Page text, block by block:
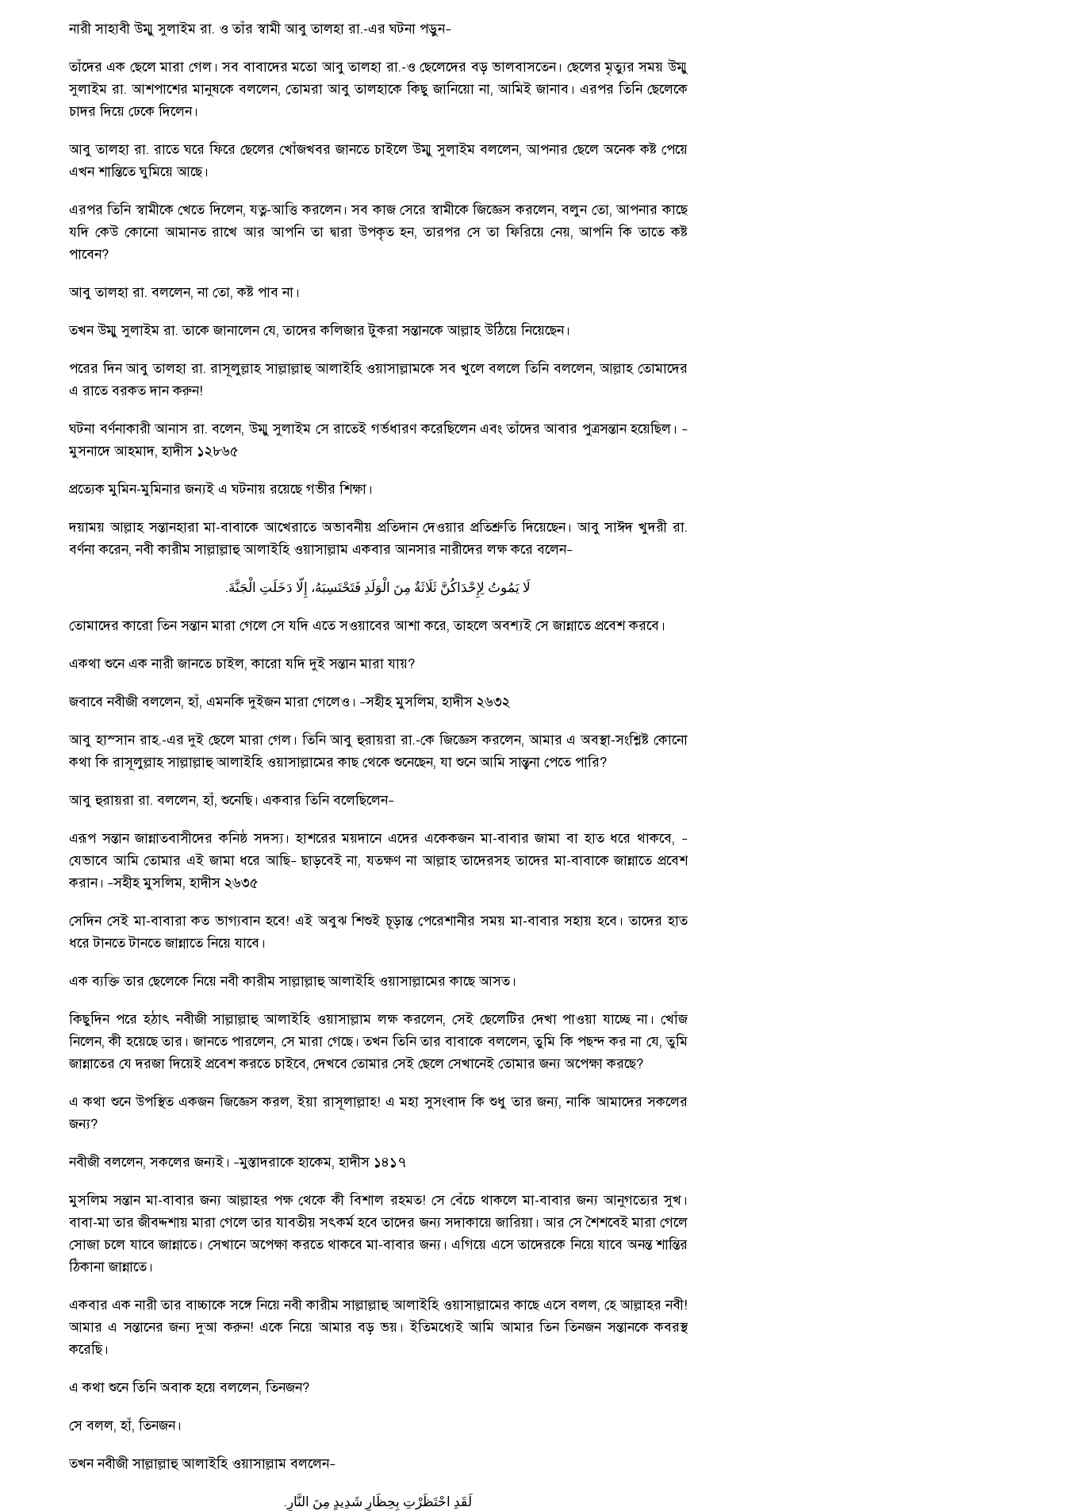
নারী সাহাবী উম্মু সুলাইম রা. ও তাঁর স্বামী আবু তালহা রা.-এর ঘটনা পড়ুন–
তাঁদের এক ছেলে মারা গেল। সব বাবাদের মতো আবু তালহা রা.-ও ছেলেদের বড় ভালবাসতেন। ছেলের মৃত্যুর সময় উম্মু
সুলাইম রা. আশপাশের মানুষকে বললেন, তোমরা আবু তালহাকে কিছু জানিয়ো না,আমিই জানাব। এরপর তিনি ছেলেকে
চাদর দিয়ে ঢেকে দিলেন।
আবু তালহা রা. রাতে ঘরে ফিরে ছেলের খোঁজখবর জানতে চাইলে উম্মু সুলাইম বললেন,আপনার ছেলে অনেক কষ্ট পেয়ে
এখন শান্তিতে ঘুমিয়ে আছে।
এরপর তিনি স্বামীকে খেতে দিলেন,যত্ন-আত্তি করলেন। সব কাজ সেরে স্বামীকে জিজ্ঞেস করলেন,বলুন তো,আপনার কাছে
যদি কেউ কোনো আমানত রাখে আর আপনি তা দ্বারা উপকৃত হন,তারপর সে তা ফিরিয়ে নেয়,আপনি কি তাতে কষ্ট
পাবেন?
আবু তালহা রা. বললেন,না তো,কষ্ট পাব না ।
তখন উম্মু সুলাইম রা. তাকে জানালেন যে,তাদের কলিজার টুকরা সন্তানকে আল্লাহ উঠিয়ে নিয়েছেন।
পরের দিন আবু তালহা রা. রাসূলুল্লাহ সাল্লাল্লাহু আলাইহি ওয়াসাল্লামকে সব খুলে বললে তিনি বললেন,আল্লাহ তোমাদের
এ রাতে বরকত দান করুন!
ঘটনা বর্ণনাকারী আনাস রা. বলেন,উম্মু সুলাইম সে রাতেই গর্ভধারণ করেছিলেন এবং তাঁদের আবার পুত্রসন্তান হয়েছিল । –
মুসনাদে আহমাদ,হাদীস ১২৮৬৫
প্রত্যেক মুমিন-মুমিনার জন্যই এ ঘটনায় রয়েছে গভীর শিক্ষা ।
দয়াময় আল্লাহ সন্তানহারা মা-বাবাকে আখেরাতে অভাবনীয় প্রতিদান দেওয়ার প্রতিশ্রুতি দিয়েছেন। আবু সাঈদ খুদরী রা.
বর্ণনা করেন,নবী কারীম সাল্লাল্লাহু আলাইহি ওয়াসাল্লাম একবার আনসার নারীদের লক্ষ করে বলেন–
لَا يَمُوتُ لِإِحْدَاكُنَّ ثَلَاثَةٌ مِنَ الْوَلَدِ فَتَحْتَسِبَهُ، إِلّا دَخَلَتِ الْجَنَّةَ.
তোমাদের কারো তিন সন্তান মারা গেলে সে যদি এতে সওয়াবের আশা করে,তাহলে অবশ্যই সে জান্নাতে প্রবেশ করবে ।
একথা শুনে এক নারী জানতে চাইল,কারো যদি দুই সন্তান মারা যায়?
জবাবে নবীজী বললেন,হাঁ, এমনকি দুইজন মারা গেলেও । –সহীহ মুসলিম,হাদীস ২৬৩২
আবু হাস্সান রাহ.-এর দুই ছেলে মারা গেল। তিনি আবু হুরায়রা রা.-কে জিজ্ঞেস করলেন,আমার এ অবস্থা-সংশ্লিষ্ট কোনো
কথা কি রাসূলুল্লাহ সাল্লাল্লাহু আলাইহি ওয়াসাল্লামের কাছ থেকে শুনেছেন,যা শুনে আমি সান্ত্বনা পেতে পারি?
আবু হুরায়রা রা. বললেন,হাঁ, শুনেছি। একবার তিনি বলেছিলেন–
এরূপ সন্তান জান্নাতবাসীদের কনিষ্ঠ সদস্য। হাশরের ময়দানে এদের একেকজন মা-বাবার জামা বা হাত ধরে থাকবে, –
যেভাবে আমি তোমার এই জামা ধরে আছি– ছাড়বেই না,যতক্ষণ না আল্লাহ তাদেরসহ তাদের মা-বাবাকে জান্নাতে প্রবেশ
করান। –সহীহ মুসলিম,হাদীস ২৬৩৫
সেদিন সেই মা-বাবারা কত ভাগ্যবান হবে! এই অবুঝ শিশুই চূড়ান্ত পেরেশানীর সময় মা-বাবার সহায় হবে । তাদের হাত
ধরে টানতে টানতে জান্নাতে নিয়ে যাবে ।
এক ব্যক্তি তার ছেলেকে নিয়ে নবী কারীম সাল্লাল্লাহু আলাইহি ওয়াসাল্লামের কাছে আসত।
কিছুদিন পরে হঠাৎ নবীজী সাল্লাল্লাহু আলাইহি ওয়াসাল্লাম লক্ষ করলেন, সেই ছেলেটির দেখা পাওয়া যাচ্ছে না । খোঁজ
নিলেন,কী হয়েছে তার । জানতে পারলেন, সে মারা গেছে। তখন তিনি তার বাবাকে বললেন,তুমি কি পছন্দ কর না যে,তুমি
জান্নাতের যে দরজা দিয়েই প্রবেশ করতে চাইবে, দেখবে তোমার সেই ছেলে সেখানেই তোমার জন্য অপেক্ষা করছে?
এ কথা শুনে উপস্থিত একজন জিজ্ঞেস করল,ইয়া রাসূলাল্লাহ! এ মহা সুসংবাদ কি শুধু তার জন্য,নাকি আমাদের সকলের
জন্য?
নবীজী বললেন,সকলের জন্যই। –মুস্তাদরাকে হাকেম,হাদীস ১৪১৭
মুসলিম সন্তান মা-বাবার জন্য আল্লাহর পক্ষ থেকে কী বিশাল রহমত! সে বেঁচে থাকলে মা-বাবার জন্য আনুগত্যের সুখ।
বাবা-মা তার জীবদ্দশায় মারা গেলে তার যাবতীয় সৎকর্ম হবে তাদের জন্য সদাকায়ে জারিয়া। আর সে শৈশবেই মারা গেলে
সোজা চলে যাবে জান্নাতে। সেখানে অপেক্ষা করতে থাকবে মা-বাবার জন্য। এগিয়ে এসে তাদেরকে নিয়ে যাবে অনন্ত শান্তির
ঠিকানা জান্নাতে।
একবার এক নারী তার বাচ্চাকে সঙ্গে নিয়ে নবী কারীম সাল্লাল্লাহু আলাইহি ওয়াসাল্লামের কাছে এসে বলল, হে আল্লাহর নবী!
আমার এ সন্তানের জন্য দুআ করুন! একে নিয়ে আমার বড় ভয় । ইতিমধ্যেই আমি আমার তিন তিনজন সন্তানকে কবরস্থ
করেছি।
এ কথা শুনে তিনি অবাক হয়ে বললেন,তিনজন?
সে বলল,হাঁ,তিনজন।
তখন নবীজী সাল্লাল্লাহু আলাইহি ওয়াসাল্লাম বললেন–
لَقَدِ احْتَظَرْتِ بِحِظَارٍ شَدِيدٍ مِنَ النَّارِ .